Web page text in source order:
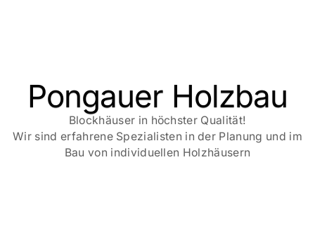
Pongauer Holzbau
Blockhäuser in höchster Qualität!
Wir sind erfahrene Spezialisten in der Planung und im
Bau von individuellen Holzhäusern